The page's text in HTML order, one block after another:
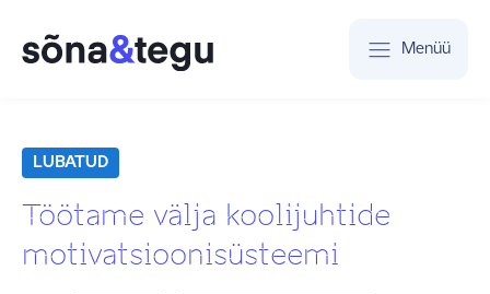
Menüü
LUBATUD
Töötame välja koolijuhtide
motivatsioonisüsteemi